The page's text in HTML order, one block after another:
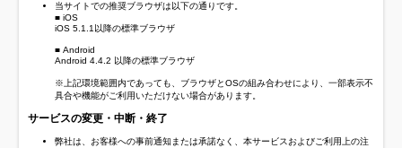
当サイトでの推奨ブラウザは以下の通りです。
■ iOS
iOS 5.1.1以降の標準ブラウザ
■ Android
Android 4.4.2 以降の標準ブラウザ
※上記環境範囲内であっても、ブラウザとOSの組み合わせにより、一部表示不
具合や機能がご利用いただけない場合があります。
サービスの変更・中断・終了
弊社は、お客様への事前通知または承諾なく、本サービスおよびご利用上の注